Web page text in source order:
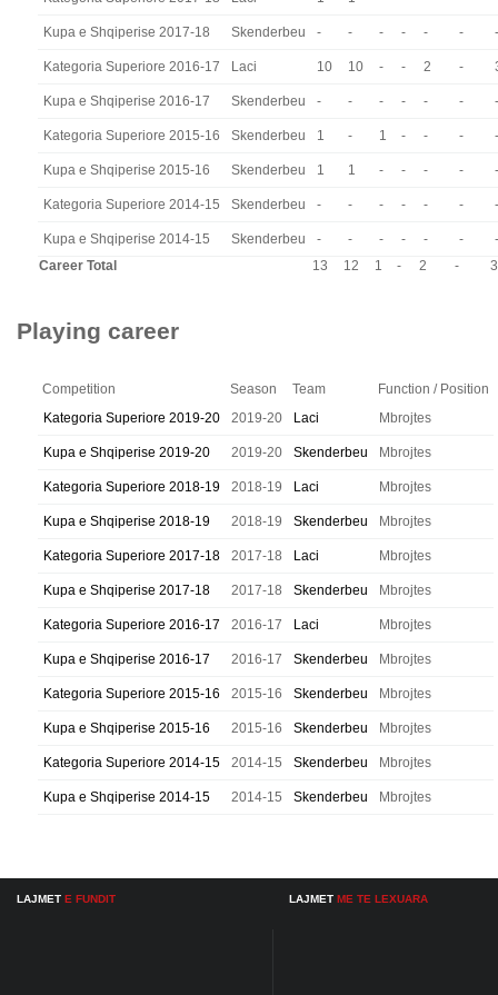
Kupa e Shqiperise 2017-18 Skenderbeu - - - - - - -
Kategoria Superiore 2016-17 Laci 10 10 - - 2 -
Kupa e Shqiperise 2016-17 Skenderbeu - - - - - - -
Kategoria Superiore 2015-16 Skenderbeu 1 - 1 - - - -
Kupa e Shqiperise 2015-16 Skenderbeu 1 1 - - - - -
Kategoria Superiore 2014-15 Skenderbeu - - - - - - -
Kupa e Shqiperise 2014-15 Skenderbeu - - - - - -
-
Career Total
13 12 1 - 2 - 3
Playing career
Competition Season Team
Function / Position
Kategoria Superiore 2019-20
2019-20 Laci Mbrojtes
Kupa e Shqiperise 2019-20 2019-20 Skenderbeu Mbrojtes
Kategoria Superiore 2018-19 2018-19 Laci Mbrojtes
Kupa e Shqiperise 2018-19 2018-19 Skenderbeu Mbrojtes
Kategoria Superiore 2017-18 2017-18 Laci Mbrojtes
Kupa e Shqiperise 2017-18 2017-18 Skenderbeu Mbrojtes
Kategoria Superiore 2016-17 2016-17 Laci Mbrojtes
Kupa e Shqiperise 2016-17 2016-17 Skenderbeu Mbrojtes
Kategoria Superiore 2015-16 2015-16 Skenderbeu Mbrojtes
Kupa e Shqiperise 2015-16 2015-16 Skenderbeu Mbrojtes
Kategoria Superiore 2014-15 2014-15 Skenderbeu Mbrojtes
Kupa e Shqiperise 2014-15 2014-15 Skenderbeu Mbrojtes
LAJMET E FUNDIT LAJMET ME TE LEXUARA